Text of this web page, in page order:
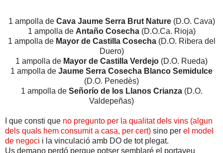
1 ampolla deCava Jaume Serra Brut Nature (D.O. Cava)
1 ampolla de Antaño Cosecha (D.O.Ca. Rioja)
1 ampolla de Mayor de Castilla Cosecha (D.O. Ribera del
Duero)
1 ampolla de Mayor de Castilla Verdejo (D.O. Rueda)
1 ampolla de Jaume Serra Cosecha Blanco Semidulce
(D.O. Penedès)
1 ampolla de Señorío de los Llanos Crianza (D.O.
Valdepeñas)
I que consti que no pregunto per la qualitat dels vins (algun
dels quals hem consumit a casa, per cert) sino per el model
de negoci i la vinculació amb DO de tot plegat.
Us demano perdó perque potser semblaré el portaveu